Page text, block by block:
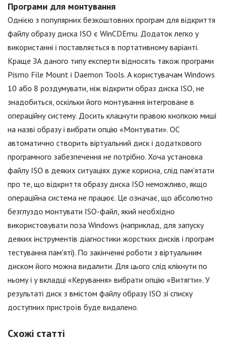
Програми для монтування
Однією з популярних безкоштовних програм для відкриття
файлу образу диска ISO є WinCDEmu. Додаток легко у
використанні і поставляється в портативному варіанті.
Краще ЗА даного типу експерти відносять також програми
Pismo File Mount і Daemon Tools. А користувачам Windows
10 або 8 роздумувати, ніж відкрити образ диска ISO, не
знадобиться, оскільки його монтування інтегроване в
операційну систему. Досить клацнути правою кнопкою миші
на назві образу і вибрати опцію «Монтувати». OC
автоматично створить віртуальний диск і додаткового
програмного забезпечення не потрібно. Хоча установка
файлу ISO в деяких ситуаціях дуже корисна, слід пам'ятати
про те, що відкриття образу диска ISO неможливо, якщо
операційна система не працює. Це означає, що абсолютно
безглуздо монтувати ISO-файл, який необхідно
використовувати поза Windows (наприклад, для запуску
деяких інструментів діагностики жорстких дисків і програм
тестування пам'яті). По закінченні роботи з віртуальним
диском його можна видалити. Для цього слід клікнути по
ньому і у вкладці «Керування» вибрати опцію «Витягти». У
результаті диск з вмістом файлу образу ISO зі списку
доступних пристроїв буде видалено.
Схожі статті